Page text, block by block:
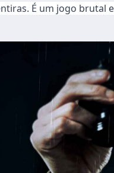
É um jogo brutal